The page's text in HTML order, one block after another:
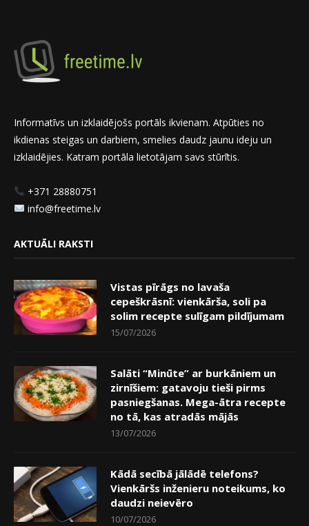
Informatīvs un izklaidējošs portāls ikvienam. Atpūties no
ikdienas steigas un darbiem, smelies daudz jaunu ideju un
izklaidējies. Katram portāla lietotājam savs stūrītis.
+371 28880751
info@freetime.lv
AKTUĀLI RAKSTI
Vistas pīrāgs no lavaša
cepeškrāsnī: vienkārša, soli pa
solim recepte sulīgam pildījumam
15/07/2026
Salāti “Minūte” ar burkāniem un
zirnīšiem: gatavoju tieši pirms
pasniegšanas. Mega-ātra recepte
no tā, kas atradās mājās
13/07/2026
Kādā secībā jālādē telefons?
Vienkāršs inženieru noteikums, ko
daudzi neievēro
10/07/2026